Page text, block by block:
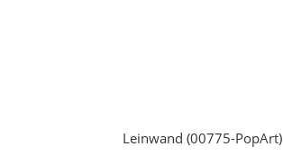
Leinwand (00775-PopArt)